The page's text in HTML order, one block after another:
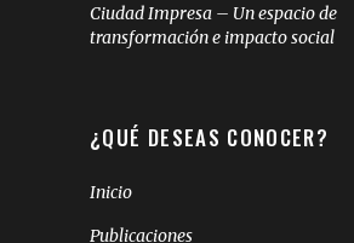
Ciudad Impresa – Un espacio de
transformación e impacto social
¿QUÉ DESEAS CONOCER?
Inicio
Publicaciones